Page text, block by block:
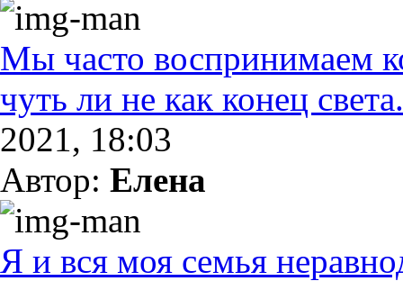
Мы часто воспринимаем
чуть ли не как конец
2021, 18:03
Автор: Елена
Я и вся моя семья